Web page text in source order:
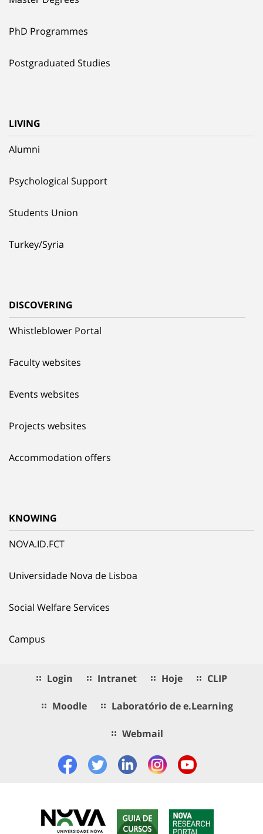
PhD Programmes
Postgraduated Studies
LIVING
Alumni
Psychological Support
Students Union
Turkey/Syria
DISCOVERING
Whistleblower Portal
Faculty websites
Events websites
Projects websites
Accommodation offers
KNOWING
NOVA.ID.FCT
Universidade Nova de Lisboa
Social Welfare Services
Campus
Login Intranet Hoje CLIP
Moodle Laboratório de e.Learning
Webmail